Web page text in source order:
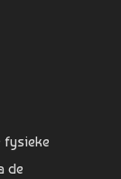
fysieke
de